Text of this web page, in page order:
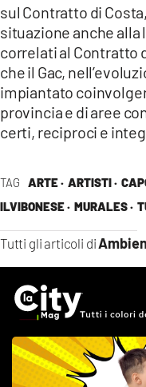
TAG ARTE · ARTISTI ·
ILVIBONESE · MURALES ·
Tutti gli articoli di
sul Contratto di
situazione anche alla
correlati al Contratto
che il Gac,
impiantato
provincia e di aree
certi, reciproci e